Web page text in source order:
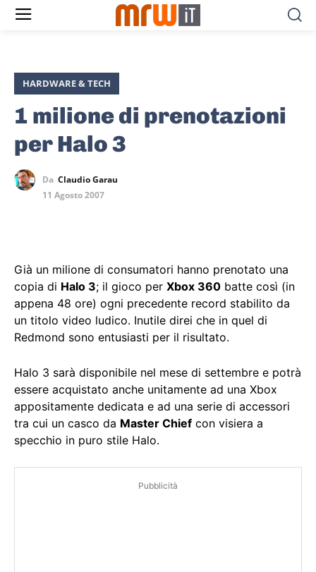
HARDWARE & TECH
1 milione di prenotazioni
per Halo 3
Da Claudio Garau
11 Agosto 2007
Già un milione di consumatori hanno prenotato una
copia di Halo 3; il gioco per Xbox 360 batte così (in
appena 48 ore) ogni precedente record stabilito da
un titolo video ludico. Inutile direi che in quel di
Redmond sono entusiasti per il risultato.
Halo 3 sarà disponibile nel mese di settembre e potrà
essere acquistato anche unitamente ad una Xbox
appositamente dedicata e ad una serie di accessori
tra cui un casco da Master Chief con visiera a
specchio in puro stile Halo.
Pubblicità